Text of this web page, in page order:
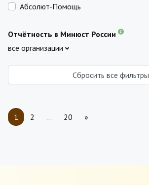
Абсолют‑Помощь
Отчётность в Минюст России
все организации
Сбросить все фильтры
1 2 … 20 »